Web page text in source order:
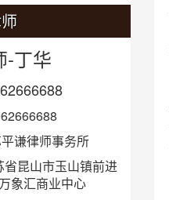
-丁华
谦律师事务所
昆山市玉山镇前进
象汇商业中心